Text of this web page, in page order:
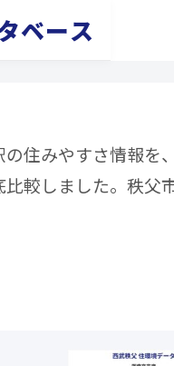
ベース
住みやすさ情報を
較しました。秩父